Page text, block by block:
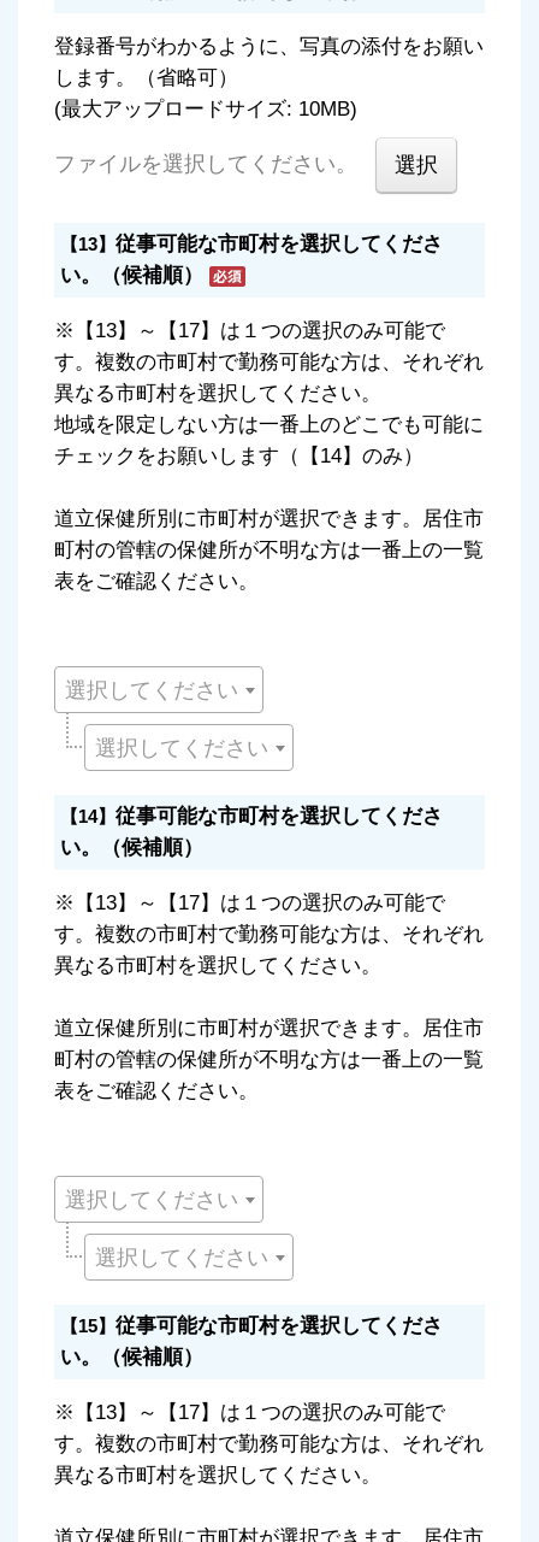
登録番号がわかるように、写真の添付をお願い
します。（省略可）
(最大アップロードサイズ: 10MB)
ファイルを選択してください。
【13】 従事可能な市町村を選択してくださ
い。（候補順）
※【13】～【17】は１つの選択のみ可能で
す。複数の市町村で勤務可能な方は、それぞれ
異なる市町村を選択してください。
地域を限定しない方は一番上のどこでも可能に
チェックをお願いします（【14】のみ）
道立保健所別に市町村が選択できます。居住市
町村の管轄の保健所が不明な方は一番上の一覧
表をご確認ください。
選択してください
選択してください
【14】 従事可能な市町村を選択してくださ
い。（候補順）
※【13】～【17】は１つの選択のみ可能で
す。複数の市町村で勤務可能な方は、それぞれ
異なる市町村を選択してください。
道立保健所別に市町村が選択できます。居住市
町村の管轄の保健所が不明な方は一番上の一覧
表をご確認ください。
選択してください
選択してください
【15】 従事可能な市町村を選択してくださ
い。（候補順）
※【13】～【17】は１つの選択のみ可能で
す。複数の市町村で勤務可能な方は、それぞれ
異なる市町村を選択してください。